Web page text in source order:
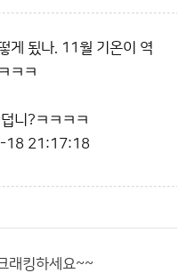
게 됬나. 11월 기온이 역
ㅋㅋ
니?ㅋㅋㅋㅋ
18 21:17:18
래킹하세요~~